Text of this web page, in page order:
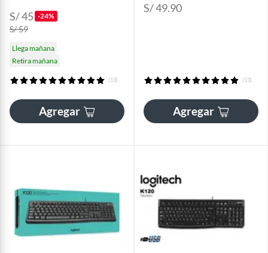
S/ 45 -24%
S/ 59
Llega mañana
Retira mañana
(13)
Agregar
S/ 49.90
(13)
Agregar